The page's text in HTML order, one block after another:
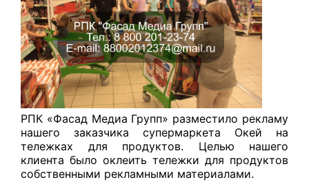
РПК «Фасад Медиа Групп» разместило рекламу
нашего заказчика супермаркета Окей на
тележках для продуктов. Целью нашего
клиента было оклеить тележки для продуктов
собственными рекламными материалами.